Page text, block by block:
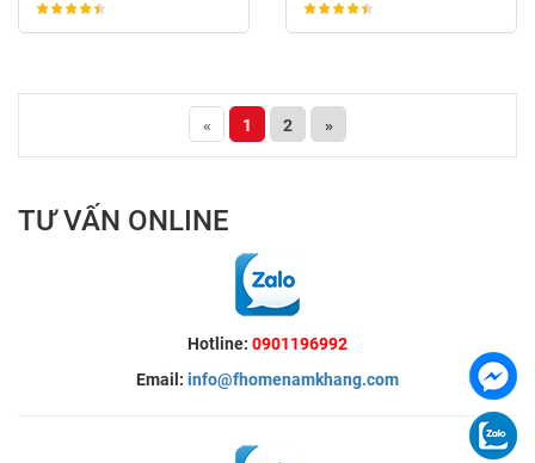
« 1 2 »
TƯ VẤN ONLINE
Hotline: 0901196992
Email: info@fhomenamkhang.com